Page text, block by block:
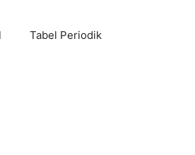
Tabel Periodik